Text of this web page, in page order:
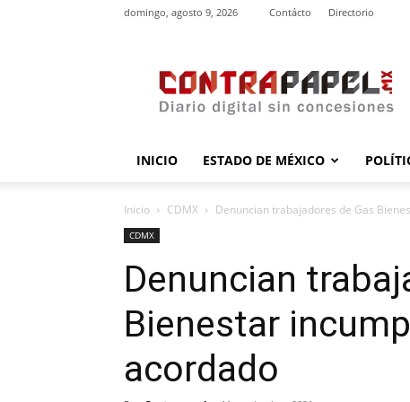
domingo, agosto 9, 2026 Contácto Directorio
INICIO ESTADO DE MÉXICO
Inicio CDMX Denuncian trabajadores de Gas
CDMX
Denuncian
Bienestar
acordado